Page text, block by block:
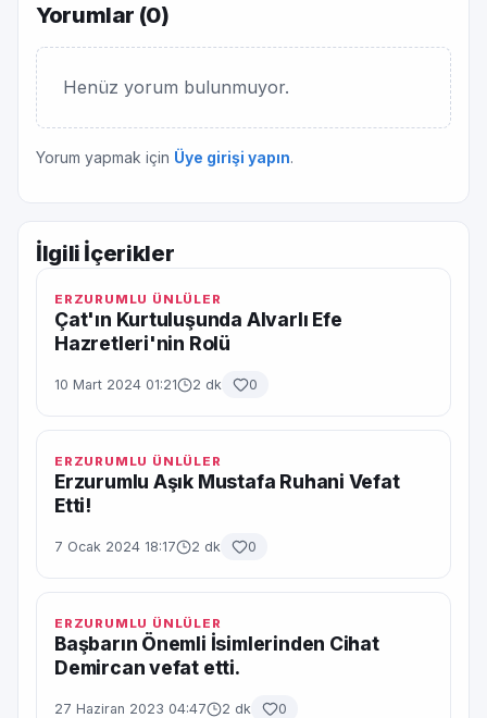
Yorumlar (0)
Henüz yorum bulunmuyor.
Yorum yapmak için Üye girişi yapın.
İlgili İçerikler
ERZURUMLU ÜNLÜLER
Çat'ın Kurtuluşunda Alvarlı Efe
Hazretleri'nin Rolü
10 Mart 2024 01:21 2 dk 0
ERZURUMLU ÜNLÜLER
Erzurumlu Aşık Mustafa Ruhani Vefat
Etti!
7 Ocak 2024 18:17 2 dk 0
ERZURUMLU ÜNLÜLER
Başbarın Önemli İsimlerinden Cihat
Demircan vefat etti.
27 Haziran 2023 04:47 2 dk 0